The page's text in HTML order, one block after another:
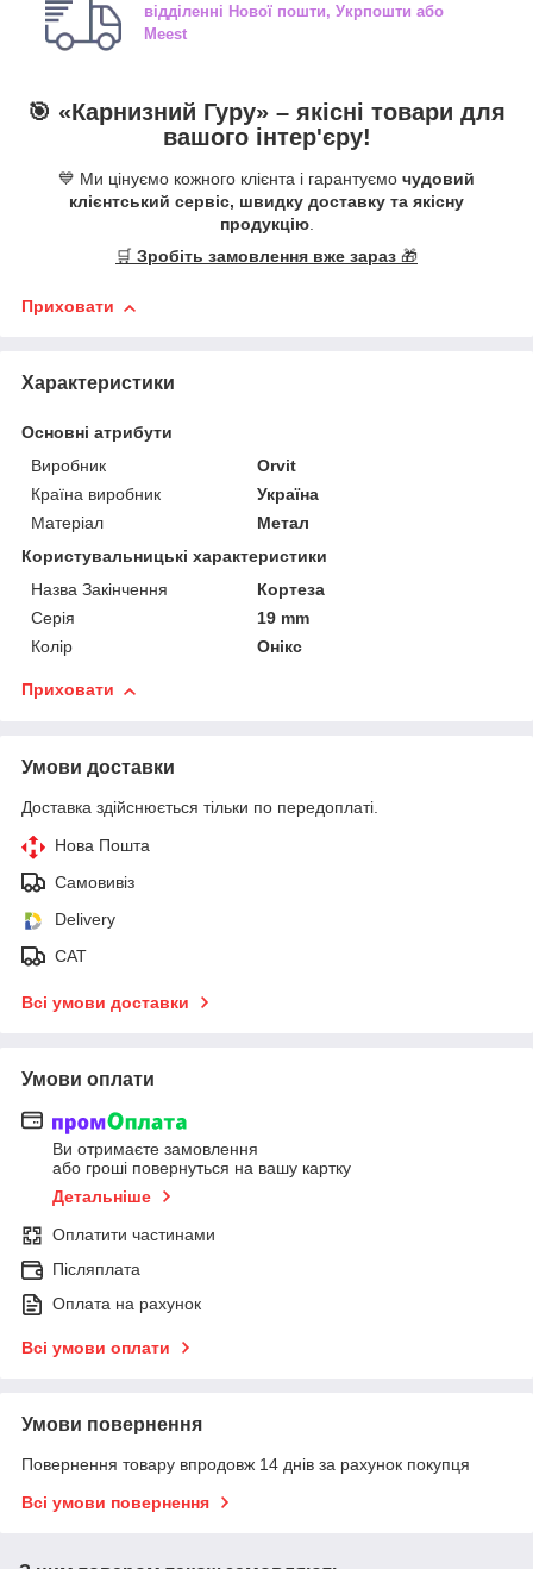
відділенні Нової пошти, Укрпошти або
Meest
🎯 «Карнизний Гуру» – якісні товари для
вашого інтер'єру!
💙 Ми цінуємо кожного клієнта і гарантуємо чудовий
клієнтський сервіс, швидку доставку та якісну
продукцію.
🛒 Зробіть замовлення вже зараз 🎁
Приховати
Характеристики
Основні атрибути
Виробник
Orvit
Країна виробник
Україна
Матеріал
Метал
Користувальницькі характеристики
Назва Закінчення
Кортеза
Серія
19 mm
Колір
Онікс
Приховати
Умови доставки
Доставка здійснюється тільки по передоплаті.
Нова Пошта
Самовивіз
Delivery
САТ
Всі умови доставки
Умови оплати
Ви отримаєте замовлення
або гроші повернуться на вашу картку
Детальніше
Оплатити частинами
Післяплата
Оплата на рахунок
Всі умови оплати
Умови повернення
Повернення товару впродовж 14 днів за рахунок покупця
Всі умови повернення